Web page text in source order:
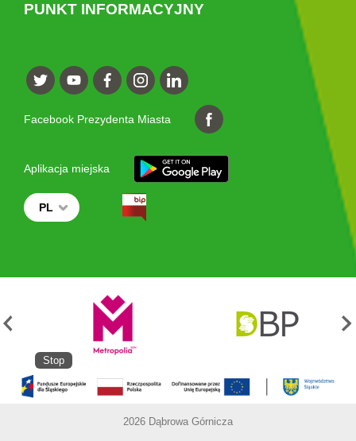
PUNKT INFORMACYJNY
Facebook Prezydenta Miasta
Aplikacja miejska
PL
Stop
2026 Dąbrowa Górnicza